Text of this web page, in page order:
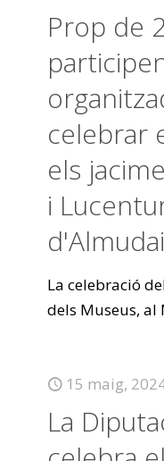
Prop de
celebrar
els
i
La celebració
dels Museus, al
15 maig,
La